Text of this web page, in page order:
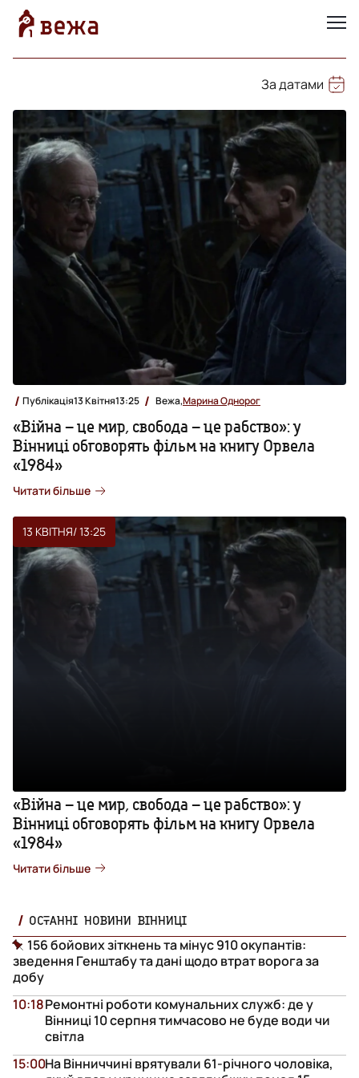
За датами
Публікація13 Квітня13:25 Вежа,Марина Однорог
«Війна – це мир, свобода – це рабство»: у
Вінниці обговорять фільм на книгу Орвела
«1984»
Читати більше
13 КВІТНЯ/ 13:25
«Війна – це мир, свобода – це рабство»: у
Вінниці обговорять фільм на книгу Орвела
«1984»
Читати більше
ОСТАННІ НОВИНИ ВІННИЦІ
156 бойових зіткнень та мінус 910 окупантів:
зведення Генштабу та дані щодо втрат ворога за
добу
Ремонтні роботи комунальних служб: де у
Вінниці 10 серпня тимчасово не буде води чи
світла
10:18
На Вінниччині врятували 61-річного чоловіка,
15:00